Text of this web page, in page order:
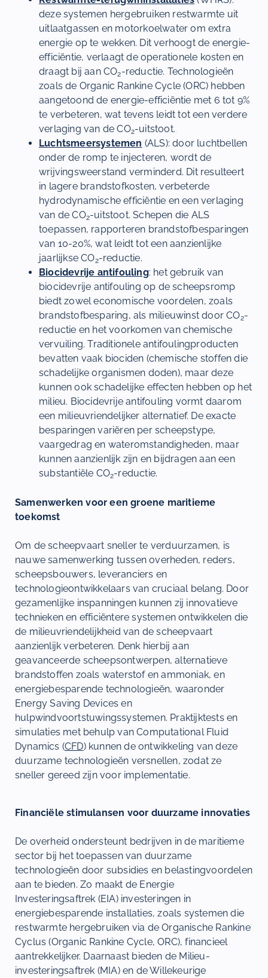
deze systemen hergebruiken restwarmte uit
uitlaatgassen en motorkoelwater om extra
energie op te wekken. Dit verhoogt de energie-
efficiëntie, verlaagt de operationele kosten en
draagt bij aan CO2-reductie. Technologieën
zoals de Organic Rankine Cycle (ORC) hebben
aangetoond de energie-efficiëntie met 6 tot 9%
te verbeteren, wat tevens leidt tot een verdere
verlaging van de CO2-uitstoot.
Luchtsmeersystemen (ALS): door luchtbellen
onder de romp te injecteren, wordt de
wrijvingsweerstand verminderd. Dit resulteert
in lagere brandstofkosten, verbeterde
hydrodynamische efficiëntie en een verlaging
van de CO2-uitstoot. Schepen die ALS
toepassen, rapporteren brandstofbesparingen
van 10-20%, wat leidt tot een aanzienlijke
jaarlijkse CO2-reductie.
Biocidevrije antifouling: het gebruik van
biocidevrije antifouling op de scheepsromp
biedt zowel economische voordelen, zoals
brandstofbesparing, als milieuwinst door CO2-
reductie en het voorkomen van chemische
vervuiling. Traditionele antifoulingproducten
bevatten vaak biociden (chemische stoffen die
schadelijke organismen doden), maar deze
kunnen ook schadelijke effecten hebben op het
milieu. Biocidevrije antifouling vormt daarom
een milieuvriendelijker alternatief. De exacte
besparingen variëren per scheepstype,
vaargedrag en wateromstandigheden, maar
kunnen aanzienlijk zijn en bijdragen aan een
substantiële CO2-reductie.
Samenwerken voor een groene maritieme
toekomst
Om de scheepvaart sneller te verduurzamen, is
nauwe samenwerking tussen overheden, reders,
scheepsbouwers, leveranciers en
technologieontwikkelaars van cruciaal belang. Door
gezamenlijke inspanningen kunnen zij innovatieve
technieken en efficiëntere systemen ontwikkelen die
de milieuvriendelijkheid van de scheepvaart
aanzienlijk verbeteren. Denk hierbij aan
geavanceerde scheepsontwerpen, alternatieve
brandstoffen zoals waterstof en ammoniak, en
energiebesparende technologieën, waaronder
Energy Saving Devices en
hulpwindvoortstuwingssystemen. Praktijktests en
simulaties met behulp van Computational Fluid
Dynamics (CFD) kunnen de ontwikkeling van deze
duurzame technologieën versnellen, zodat ze
sneller gereed zijn voor implementatie.
Financiële stimulansen voor duurzame innovaties
De overheid ondersteunt bedrijven in de maritieme
sector bij het toepassen van duurzame
technologieën door subsidies en belastingvoordelen
aan te bieden. Zo maakt de Energie
Investeringsaftrek (EIA) investeringen in
energiebesparende installaties, zoals systemen die
restwarmte hergebruiken via de Organische Rankine
Cyclus (Organic Rankine Cycle, ORC), financieel
aantrekkelijker. Daarnaast bieden de Milieu-
investeringsaftrek (MIA) en de Willekeurige